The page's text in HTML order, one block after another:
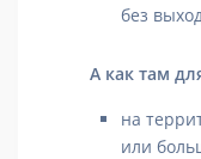
без
А как там
на
или